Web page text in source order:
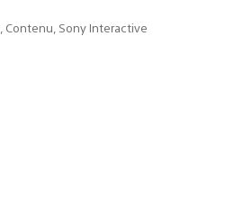
Contenu, Sony Interactive